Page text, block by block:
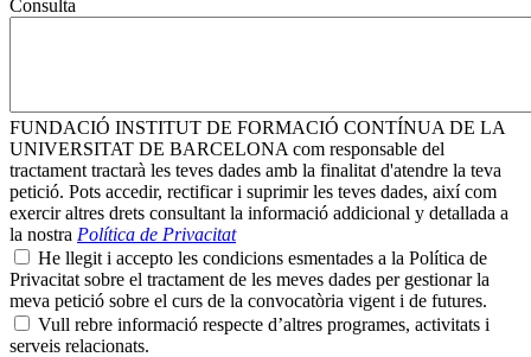
Consulta
FUNDACIÓ INSTITUT DE FORMACIÓ CONTÍNUA DE LA
UNIVERSITAT DE BARCELONA com responsable del
tractament tractarà les teves dades amb la finalitat d'atendre la teva
petició. Pots accedir, rectificar i suprimir les teves dades, així com
exercir altres drets consultant la informació addicional y detallada a
la nostra Política de Privacitat
He llegit i accepto les condicions esmentades a la Política de
Privacitat sobre el tractament de les meves dades per gestionar la
meva petició sobre el curs de la convocatòria vigent i de futures.
Vull rebre informació respecte d’altres programes, activitats i
serveis relacionats.